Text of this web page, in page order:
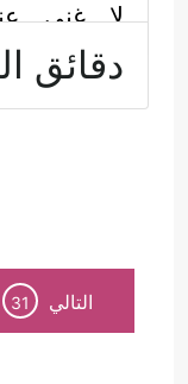
لا غنى
الصراع.
الإسلام
أَسۡلَمُواْ فَقَدِ
دقائق
التالي 31